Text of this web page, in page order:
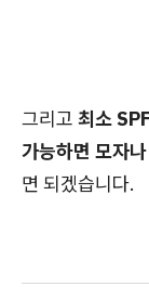
그리고 최소
가능하면 모자
면 되겠습니다.